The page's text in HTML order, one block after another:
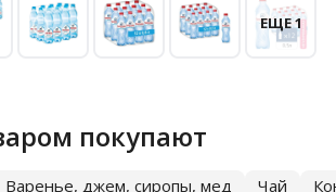
ЕЩЕ 1
покупают
Варенье, джем, сиропы, мед Чай